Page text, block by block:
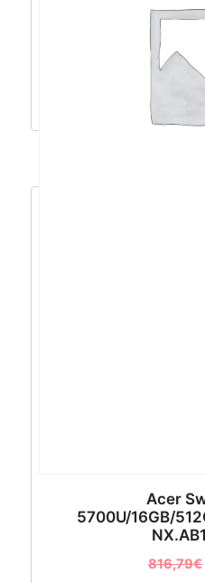
1255U/16GB/
723,94
Dodaj
Acer
5700U/16GB/
816,79€